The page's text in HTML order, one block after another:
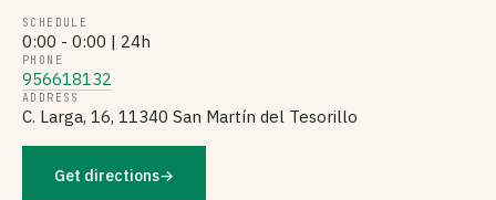
SCHEDULE
0:00 - 0:00 | 24h
PHONE
956618132
ADDRESS
C. Larga, 16, 11340 San Martín del Tesorillo
Get directions→